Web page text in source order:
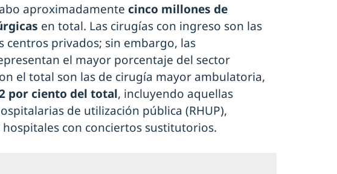
aproximadamente cinco millones de
en total. Las cirugías con ingreso son las
centros privados; sin embargo, las
el mayor porcentaje del sector
el total son las de cirugía mayor ambulatoria,
por ciento del total, incluyendo aquellas
de utilización pública (RHUP),
con conciertos sustitutorios.